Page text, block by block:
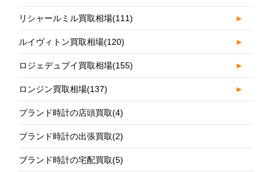
リシャールミル買取相場(111) ►
ルイヴィトン買取相場(120) ►
ロジェデュブイ買取相場(155) ►
ロンジン買取相場(137) ►
ブランド時計の店頭買取(4)
ブランド時計の出張買取(2)
ブランド時計の宅配買取(5)